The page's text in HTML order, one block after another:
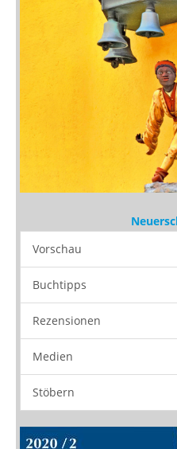
Vorschau
Buchtipps
Rezensionen
Medien
Stöbern